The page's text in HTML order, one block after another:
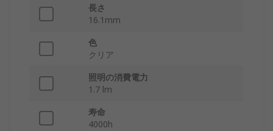
長さ
16.1mm
色
クリア
照明の消費電力
1.7 lm
寿命
4000h